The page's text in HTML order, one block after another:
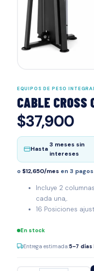
EQUIPOS DE PESO
CABLE CROSS
$37,900
Hasta
3 meses sin
intereses
o $12,650/mes en 3
Incluye 2
cada una,.
16 Posiciones
En stock
Entrega estimada:5–7 días